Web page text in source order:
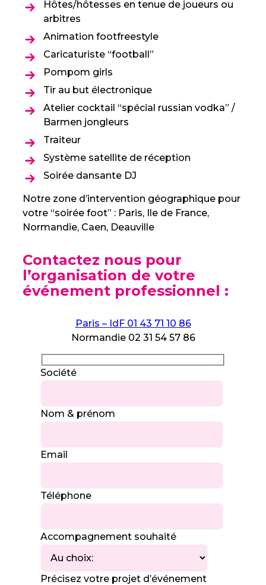
Hôtes/hôtesses en tenue de joueurs ou
arbitres
Animation footfreestyle
Caricaturiste “football”
Pompom girls
Tir au but électronique
Atelier cocktail “spécial russian vodka” /
Barmen jongleurs
Traiteur
Système satellite de réception
Soirée dansante DJ
Notre zone d’intervention géographique pour
votre “soirée foot” : Paris, Ile de France,
Normandie, Caen, Deauville
Contactez nous pour
l’organisation de votre
événement professionnel :
Paris – IdF 01 43 71 10 86
Normandie 02 31 54 57 86
Société
Nom & prénom
Email
Téléphone
Accompagnement souhaité
Précisez votre projet d’événement